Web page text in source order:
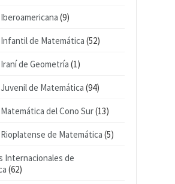
(9)
de Matemática (52)
de Geometría (1)
de Matemática (94)
del Cono Sur(13)
de Matemática (5)
Internacionales de
(62)